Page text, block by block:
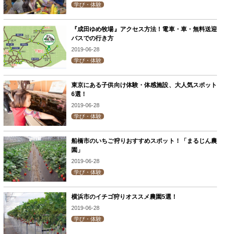
学び・体験
『成田ゆめ牧場』アクセス方法！電車・車・無料送迎
バスでの行き方
2019-06-28
学び・体験
東京にある子供向け体験・体感施設、大人気スポット
6選！
2019-06-28
学び・体験
船橋市のいちご狩りおすすめスポット！「まるじん農
園」
2019-06-28
学び・体験
横浜市のイチゴ狩りオススメ農園5選！
2019-06-28
学び・体験